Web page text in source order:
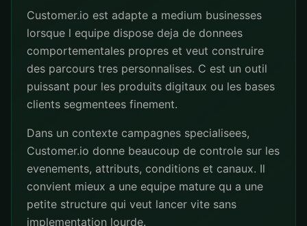
Customer.io est adapte a medium businesses
lorsque l equipe dispose deja de donnees
comportementales propres et veut construire
des parcours tres personnalises. C est un outil
puissant pour les produits digitaux ou les bases
clients segmentees finement.
Dans un contexte campagnes specialisees,
Customer.io donne beaucoup de controle sur les
evenements, attributs, conditions et canaux. Il
convient mieux a une equipe mature qu a une
petite structure qui veut lancer vite sans
implementation lourde.